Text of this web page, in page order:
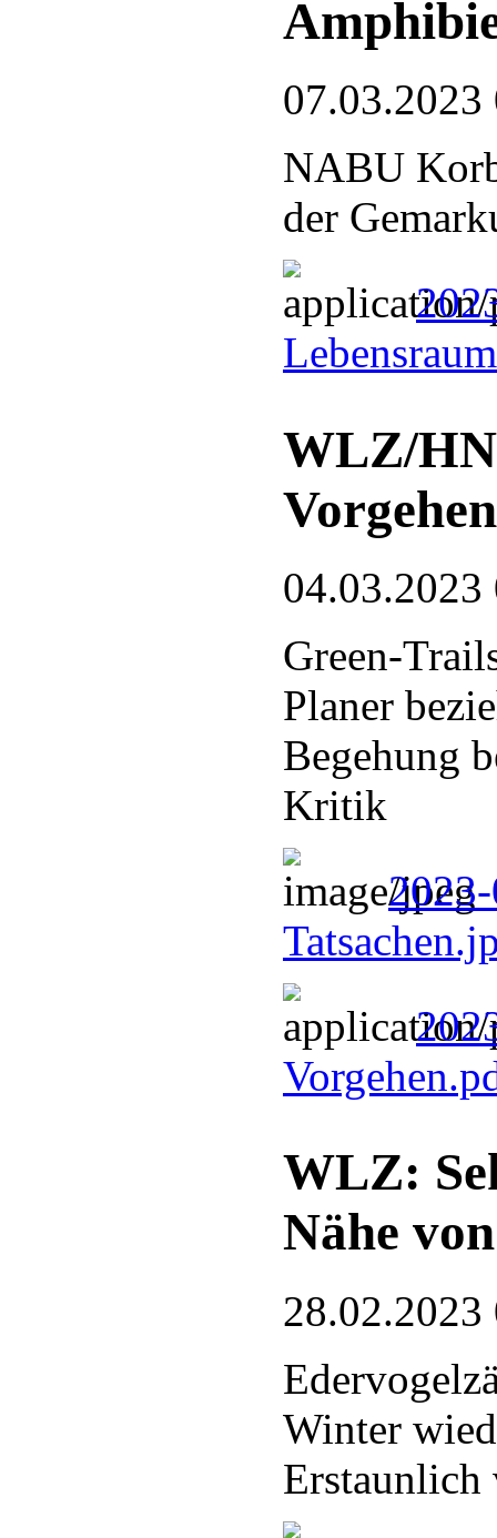
07.03.2023
NABU
der
WLZ/
04.03.2023
Green-
Planer
Begehung
Kritik
WLZ:
Nähe
28.02.2023
Winter
Erstaunlich